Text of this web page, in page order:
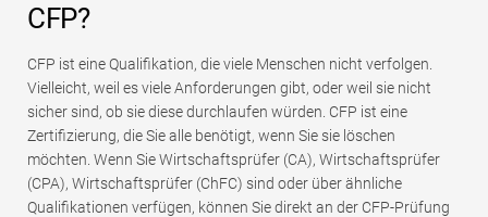
CFP?
CFP ist eine Qualifikation, die viele Menschen nicht verfolgen.
Vielleicht, weil es viele Anforderungen gibt, oder weil sie nicht
sicher sind, ob sie diese durchlaufen würden. CFP ist eine
Zertifizierung, die Sie alle benötigt, wenn Sie sie löschen
möchten. Wenn Sie Wirtschaftsprüfer (CA), Wirtschaftsprüfer
(CPA), Wirtschaftsprüfer (ChFC) sind oder über ähnliche
Qualifikationen verfügen, können Sie direkt an der CFP-Prüfung